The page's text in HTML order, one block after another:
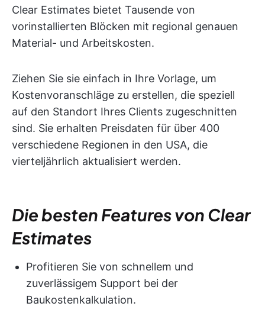
Clear Estimates bietet Tausende von
vorinstallierten Blöcken mit regional genauen
Material- und Arbeitskosten.
Ziehen Sie sie einfach in Ihre Vorlage, um
Kostenvoranschläge zu erstellen, die speziell
auf den Standort Ihres Clients zugeschnitten
sind. Sie erhalten Preisdaten für über 400
verschiedene Regionen in den USA, die
vierteljährlich aktualisiert werden.
Die besten Features von Clear
Estimates
Profitieren Sie von schnellem und
zuverlässigem Support bei der
Baukostenkalkulation.